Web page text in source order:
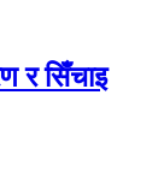
र सिँचाइ